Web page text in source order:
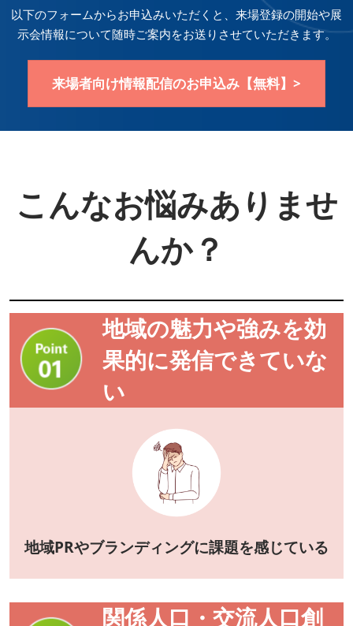
以下のフォームからお申込みいただくと、来場登録の開始や展
示会情報について随時ご案内をお送りさせていただきます。
来場者向け情報配信のお申込み【無料】>
こんなお悩みありませ
んか？
地域の魅力や強みを効
果的に発信できていな
い
地域PRやブランディングに課題を感じている
関係人口・交流人口創